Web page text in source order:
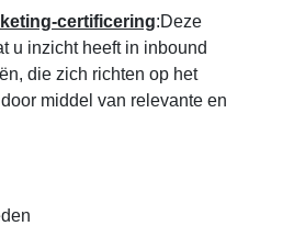
certificering:Deze
u inzicht heeft in inbound
die zich richten op het
middel van relevante en